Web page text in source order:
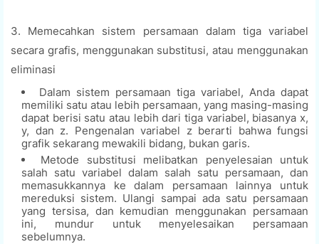
3. Memecahkan sistem persamaan dalam tiga variabel
secara grafis, menggunakan substitusi, atau menggunakan
eliminasi
Dalam sistem persamaan tiga variabel, Anda dapat
memiliki satu atau lebih persamaan, yang masing-masing
dapat berisi satu atau lebih dari tiga variabel, biasanya x,
y, dan z. Pengenalan variabel z berarti bahwa fungsi
grafik sekarang mewakili bidang, bukan garis.
Metode substitusi melibatkan penyelesaian untuk
salah satu variabel dalam salah satu persamaan, dan
memasukkannya ke dalam persamaan lainnya untuk
mereduksi sistem. Ulangi sampai ada satu persamaan
yang tersisa, dan kemudian menggunakan persamaan
ini, mundur untuk menyelesaikan persamaan
sebelumnya.